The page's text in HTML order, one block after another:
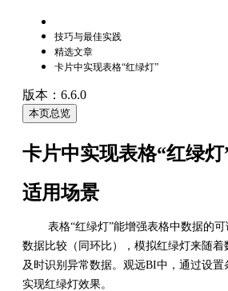
技巧与最佳实践
精选文章
卡片中实现表格“红绿灯”
版本：6.6.0
本页总览
卡片中实现表格“红绿灯
适用场景
表格“红绿灯”能增强表格中数据的可
数据比较（同环比），模拟红绿灯来随着
及时识别异常数据。观远BI中，通过设
实现红绿灯效果。